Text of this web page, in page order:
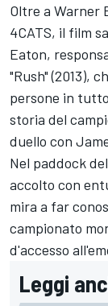
Oltre a Warner
4CATS, il film
Eaton,
"Rush" (2013),
persone in
storia del
duello con
Nel paddock
accolto con
mira a far
campionato
d'accesso
Leggi